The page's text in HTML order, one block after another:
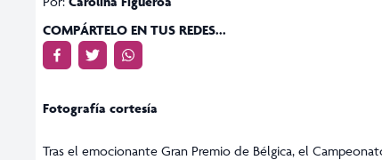
COMPÁRTELO EN TUS REDES...
Fotografía cortesía
Tras el emocionante Gran Premio de Bélgica, el